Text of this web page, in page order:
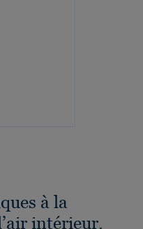
à la
intérieur.